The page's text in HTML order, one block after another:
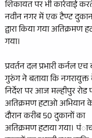
शिकायत पर भी कार्रवाई
नवीन नगर में एक टैण्ट
द्वारा किया गया अतिक्रमण
गया।
प्रवर्तन दल प्रभारी कर्नल एच
गुरुंग ने बताया कि
निर्देश पर आज मल्हीपुर रोड
अतिक्रमण हटाओ अभियान
दौरान करीब 50 दुकानों का
अतिक्रमण हटाया गया।